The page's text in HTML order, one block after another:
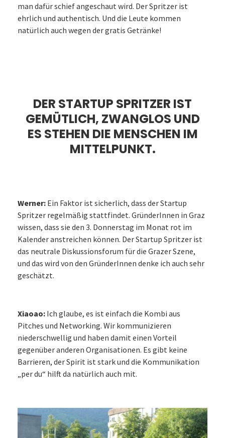
man dafür schief angeschaut wird. Der Spritzer ist
ehrlich und authentisch. Und die Leute kommen
natürlich auch wegen der gratis Getränke!
DER STARTUP SPRITZER IST
GEMÜTLICH, ZWANGLOS UND
ES STEHEN DIE MENSCHEN IM
MITTELPUNKT.
Werner: Ein Faktor ist sicherlich, dass der Startup
Spritzer regelmäßig stattfindet. GründerInnen in Graz
wissen, dass sie den 3. Donnerstag im Monat rot im
Kalender anstreichen können. Der Startup Spritzer ist
das neutrale Diskussionsforum für die Grazer Szene,
und das wird von den GründerInnen denke ich auch sehr
geschätzt.
Xiaoao: Ich glaube, es ist einfach die Kombi aus
Pitches und Networking. Wir kommunizieren
niederschwellig und haben damit einen Vorteil
gegenüber anderen Organisationen. Es gibt keine
Barrieren, der Spirit ist stark und die Kommunikation
„per du“ hilft da natürlich auch mit.